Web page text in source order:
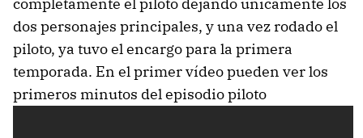
dos personajes principales, y una vez rodado el
piloto, ya tuvo el encargo para la primera
temporada. En el primer vídeo pueden ver los
primeros minutos del episodio piloto